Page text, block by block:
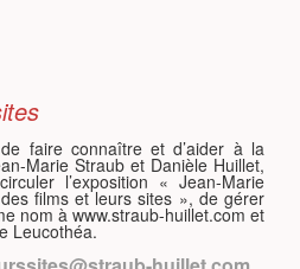
faire connaître et d’aider à la
Marie Straub et Danièle Huillet,
l’exposition « Jean-Marie
films et leurs sites », de gérer
nom à www.straub-huillet.com et
Leucothéa.